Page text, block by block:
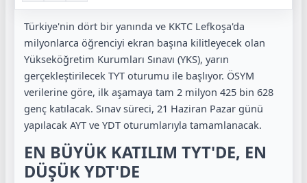
Türkiye'nin dört bir yanında ve KKTC Lefkoşa'da
milyonlarca öğrenciyi ekran başına kilitleyecek olan
Yükseköğretim Kurumları Sınavı (YKS), yarın
gerçekleştirilecek TYT oturumu ile başlıyor. ÖSYM
verilerine göre, ilk aşamaya tam 2 milyon 425 bin 628
genç katılacak. Sınav süreci, 21 Haziran Pazar günü
yapılacak AYT ve YDT oturumlarıyla tamamlanacak.
EN BÜYÜK KATILIM TYT'DE, EN
DÜŞÜK YDT'DE